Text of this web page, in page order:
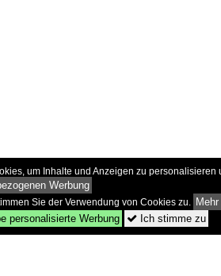
um Inhalte und Anzeigen zu
Werbung
Sie der Verwendung von Cookies zu.
personalisierte Werbung  Ich stimme zu